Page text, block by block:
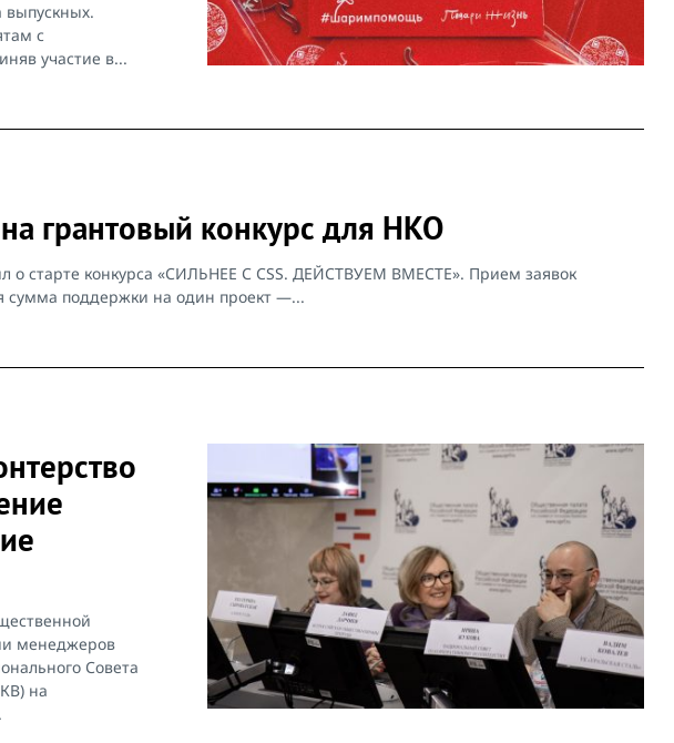
выпускных.
с
участие в...
грантовый конкурс для НКО
о старте конкурса «СИЛЬНЕЕ С CSS. ДЕЙСТВУЕМ ВМЕСТЕ». Прием заявок
сумма поддержки на один проект —...
менеджеров
Совета
на